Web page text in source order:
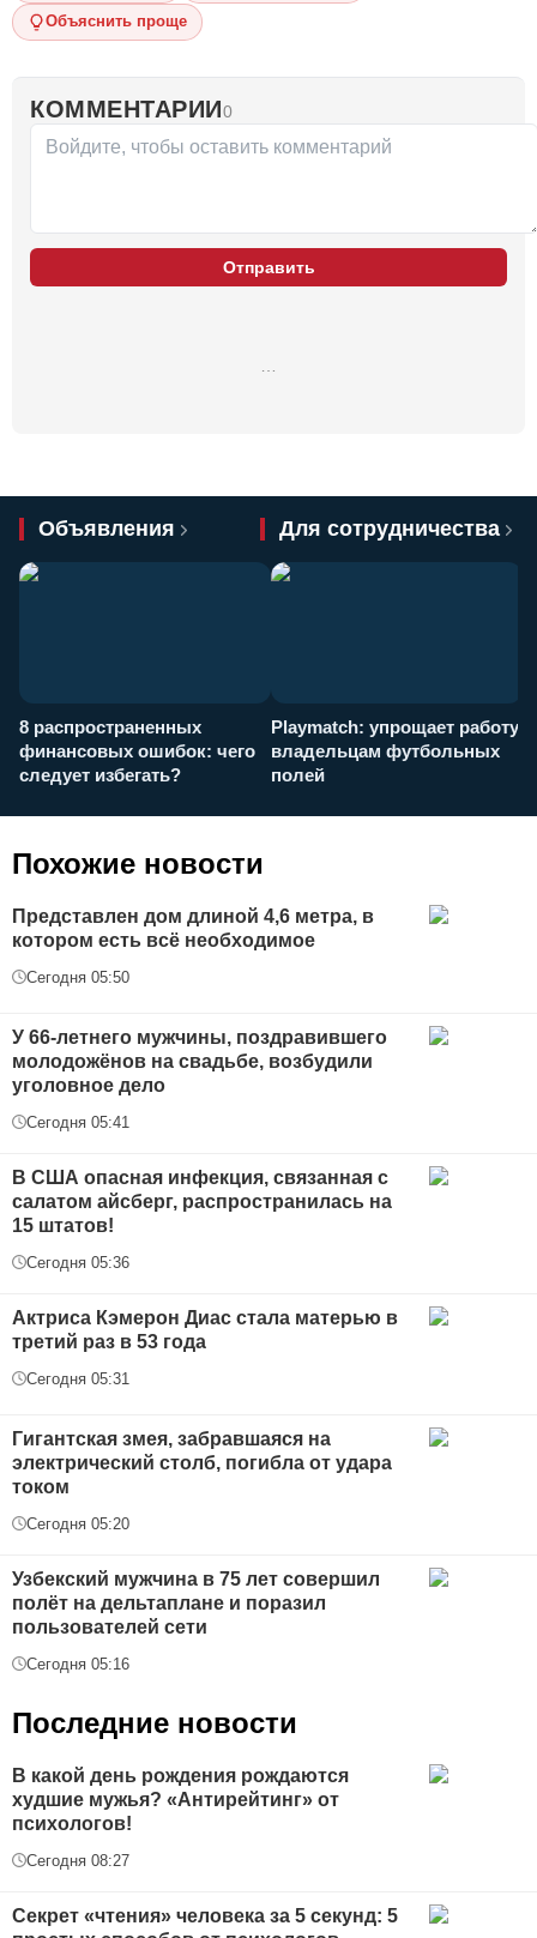
Объяснить проще
КОММЕНТАРИИ0
Отправить
Объявления Для сотрудничества
8 распространенных
финансовых ошибок: чего
следует избегать?
Playmatch: упрощает работу
владельцам футбольных
полей
Похожие новости
Представлен дом длиной 4,6 метра, в
котором есть всё необходимое
Сегодня 05:50
У 66-летнего мужчины, поздравившего
молодожёнов на свадьбе, возбудили
уголовное дело
Сегодня 05:41
В США опасная инфекция, связанная с
салатом айсберг, распространилась на
15 штатов!
Сегодня 05:36
Актриса Кэмерон Диас стала матерью в
третий раз в 53 года
Сегодня 05:31
Гигантская змея, забравшаяся на
электрический столб, погибла от удара
током
Сегодня 05:20
Узбекский мужчина в 75 лет совершил
полёт на дельтаплане и поразил
пользователей сети
Сегодня 05:16
Последние новости
В какой день рождения рождаются
худшие мужья? «Антирейтинг» от
психологов!
Сегодня 08:27
Секрет «чтения» человека за 5 секунд: 5